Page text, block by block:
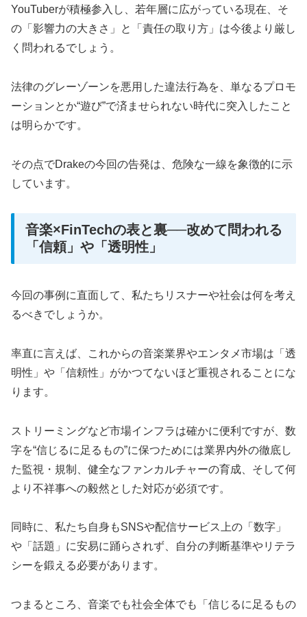
YouTuberが積極参入し、若年層に広がっている現在、そ
の「影響力の大きさ」と「責任の取り方」は今後より厳し
く問われるでしょう。
法律のグレーゾーンを悪用した違法行為を、単なるプロモ
ーションとか“遊び”で済ませられない時代に突入したこと
は明らかです。
その点でDrakeの今回の告発は、危険な一線を象徴的に示
しています。
音楽×FinTechの表と裏──改めて問われる
「信頼」や「透明性」
今回の事例に直面して、私たちリスナーや社会は何を考え
るべきでしょうか。
率直に言えば、これからの音楽業界やエンタメ市場は「透
明性」や「信頼性」がかつてないほど重視されることにな
ります。
ストリーミングなど市場インフラは確かに便利ですが、数
字を“信じるに足るもの”に保つためには業界内外の徹底し
た監視・規制、健全なファンカルチャーの育成、そして何
より不祥事への毅然とした対応が必須です。
同時に、私たち自身もSNSや配信サービス上の「数字」
や「話題」に安易に踊らされず、自分の判断基準やリテラ
シーを鍛える必要があります。
つまるところ、音楽でも社会全体でも「信じるに足るもの